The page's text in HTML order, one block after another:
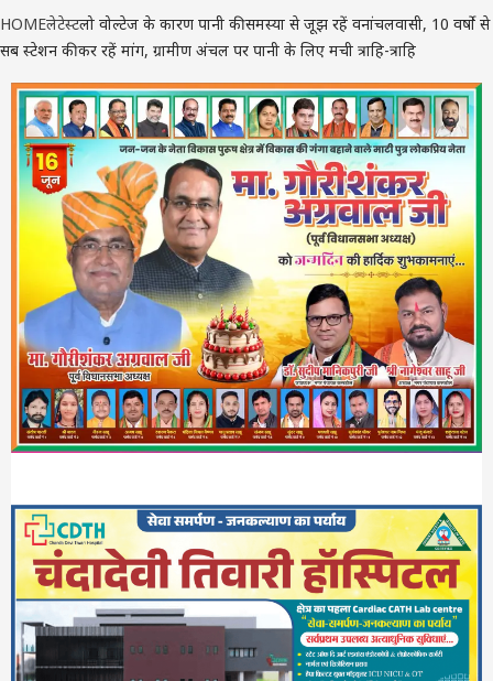
HOMEलेटेस्टलो वोल्टेज के कारण पानी की समस्या से जूझ रहें वनांचलवासी, 10 वर्षो से
सब स्टेशन की कर रहें मांग, ग्रामीण अंचल पर पानी के लिए मची त्राहि-त्राहि